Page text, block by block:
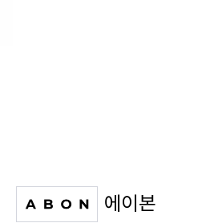
에이본